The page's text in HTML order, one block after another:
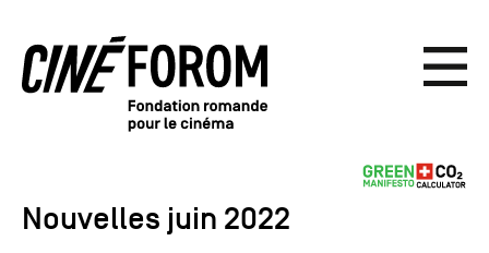
Nouvelles juin 2022